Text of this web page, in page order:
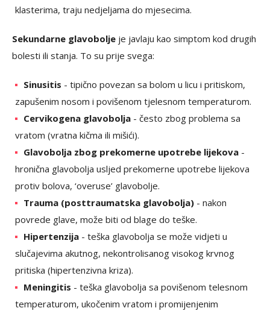
klasterima, traju nedjeljama do mjesecima.
Sekundarne glavobolje je javlaju kao simptom kod drugih
bolesti ili stanja. To su prije svega:
Sinusitis - tipično povezan sa bolom u licu i pritiskom,
zapušenim nosom i povišenom tjelesnom temperaturom.
Cervikogena glavobolja - često zbog problema sa
vratom (vratna kičma ili mišići).
Glavobolja zbog prekomerne upotrebe lijekova -
hronična glavobolja usljed prekomerne upotrebe lijekova
protiv bolova, ‘overuse’ glavobolje.
Trauma (posttraumatska glavobolja) - nakon
povrede glave, može biti od blage do teške.
Hipertenzija - teška glavobolja se može vidjeti u
slučajevima akutnog, nekontrolisanog visokog krvnog
pritiska (hipertenzivna kriza).
Meningitis - teška glavobolja sa povišenom telesnom
temperaturom, ukočenim vratom i promijenjenim